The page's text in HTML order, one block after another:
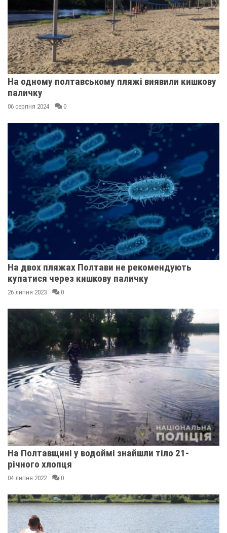
На одному полтавському пляжі виявили кишкову
паличку
06 серпня 2024 0
На двох пляжах Полтави не рекомендують
купатися через кишкову паличку
26 липня 2023 0
На Полтавщині у водоймі знайшли тіло 21-
річного хлопця
04 липня 2022 0